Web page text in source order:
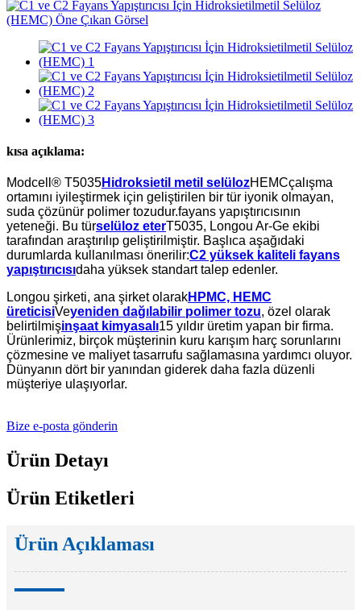
kısa açıklama:
Modcell® T5035Hidroksietil metil selülozHEMCçalışma
ortamını iyileştirmek için geliştirilen bir tür iyonik olmayan,
suda çözünür polimer tozudur.fayans yapıştırıcısının
yeteneği. Bu türselüloz eterT5035, Longou Ar-Ge ekibi
tarafından araştırılıp geliştirilmiştir. Başlıca aşağıdaki
durumlarda kullanılması önerilir:C2 yüksek kaliteli fayans
yapıştırıcısıdaha yüksek standart talep edenler.
Longou şirketi, ana şirket olarakHPMC, HEMC
üreticisiVeyeniden dağılabilir polimer tozu, özel olarak
belirtilmişinşaat kimyasalı15 yıldır üretim yapan bir firma.
Ürünlerimiz, birçok müşterinin kuru karışım harç sorunlarını
çözmesine ve maliyet tasarrufu sağlamasına yardımcı oluyor.
Dünyanın dört bir yanından giderek daha fazla düzenli
müşteriye ulaşıyorlar.
Bize e-posta gönderin
Ürün Detayı
Ürün Etiketleri
Ürün Açıklaması